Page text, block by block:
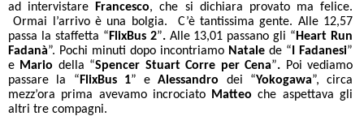
ad intervistare
Francesco, che si dichiara provato ma felice.
Ormai l’arrivo è una bolgia. C’è tantissima gente. Alle 12,57
passa la staffetta “ FlixBus 2”. Alle 13,01 passano gli “ Heart Run
Fadanà”. Pochi minuti dopo incontriamo Natale de “ I Fadanesi”
e Mario della “Spencer Stuart Corre per Cena”. Poi vediamo
passare la “ FlixBus 1” eAlessandro dei “Yokogawa”, circa
mezz’ora prima avevamo incrociato Matteo che aspettava gli
altri tre compagni.